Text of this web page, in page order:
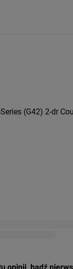
(G42) 2-dr